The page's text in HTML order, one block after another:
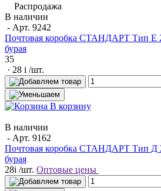
Распродажа
В наличии
- Арт. 9242
Почтовая коробка СТАНДАРТ Тип Е
бурая
35
· 28 i /шт.
В корзину
В наличии
- Арт. 9162
Почтовая коробка СТАНДАРТ Тип Д
бурая
28i /шт. Оптовые цены